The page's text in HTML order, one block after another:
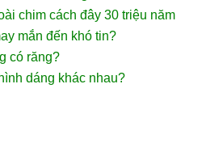
chim cách đây 30 triệu năm
mắn đến khó tin?
có răng?
dáng khác nhau?